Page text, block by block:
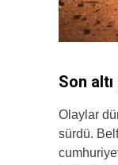
Son
Olaylar
sürdü.